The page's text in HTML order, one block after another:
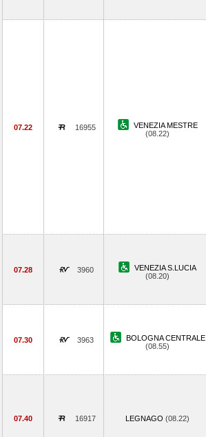
07.22 16955
VENEZIA MESTRE
(08.22)
07.28 3960
VENEZIA S.LUCIA
(08.20)
07.30 3963
BOLOGNA CENTRALE
(08.55)
07.40 16917 LEGNAGO (08.22)